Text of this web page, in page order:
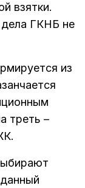
взятки.
дела ГКНБ не
из
треть –